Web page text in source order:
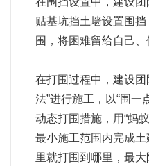
贴基坑挡土墙设置围
围，将困难留给自己、
在打围过程中，建设
法”进行施工，以“围一
动态打围措施，用“蚂
最小施工范围内完成
里就打围到哪里，最